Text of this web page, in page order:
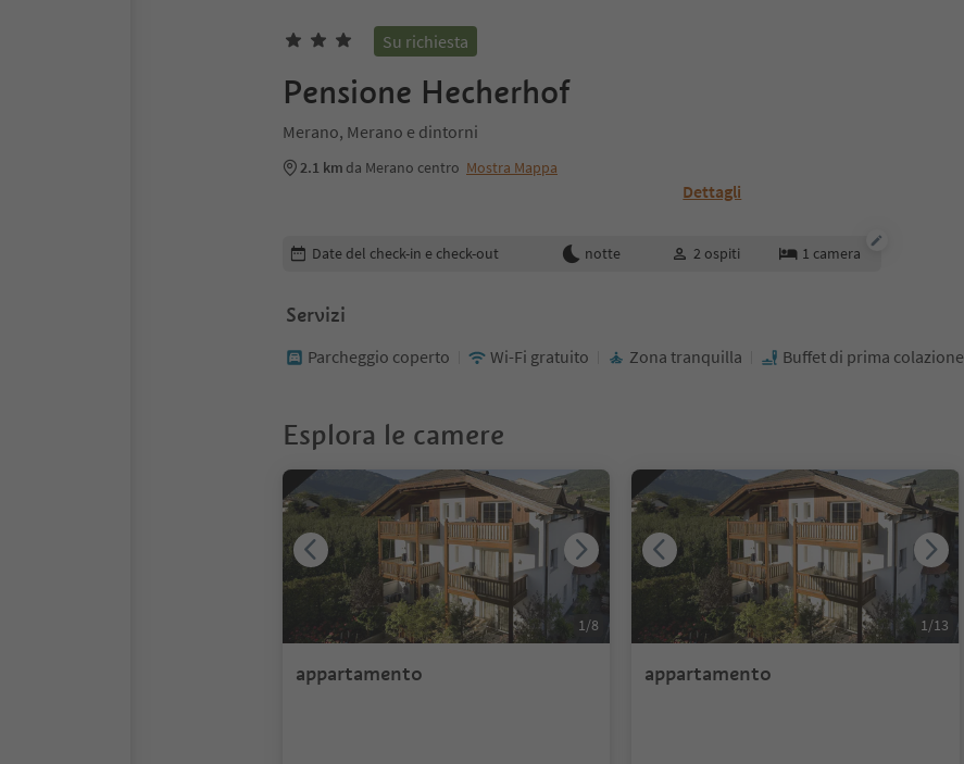
Su richiesta
Pensione Hecherhof
Merano, Merano e dintorni
2.1 km da Merano centro Mostra Mappa
Dettagli
Modifica i dettagli della prenotazione
Date del check-in e check-out notte 2 ospiti 1 camera
Servizi
Parcheggio coperto Wi-Fi gratuito Zona tranquilla Buffet di prima colazione
Esplora le camere
appartamento
1/8
appartamento
1/13